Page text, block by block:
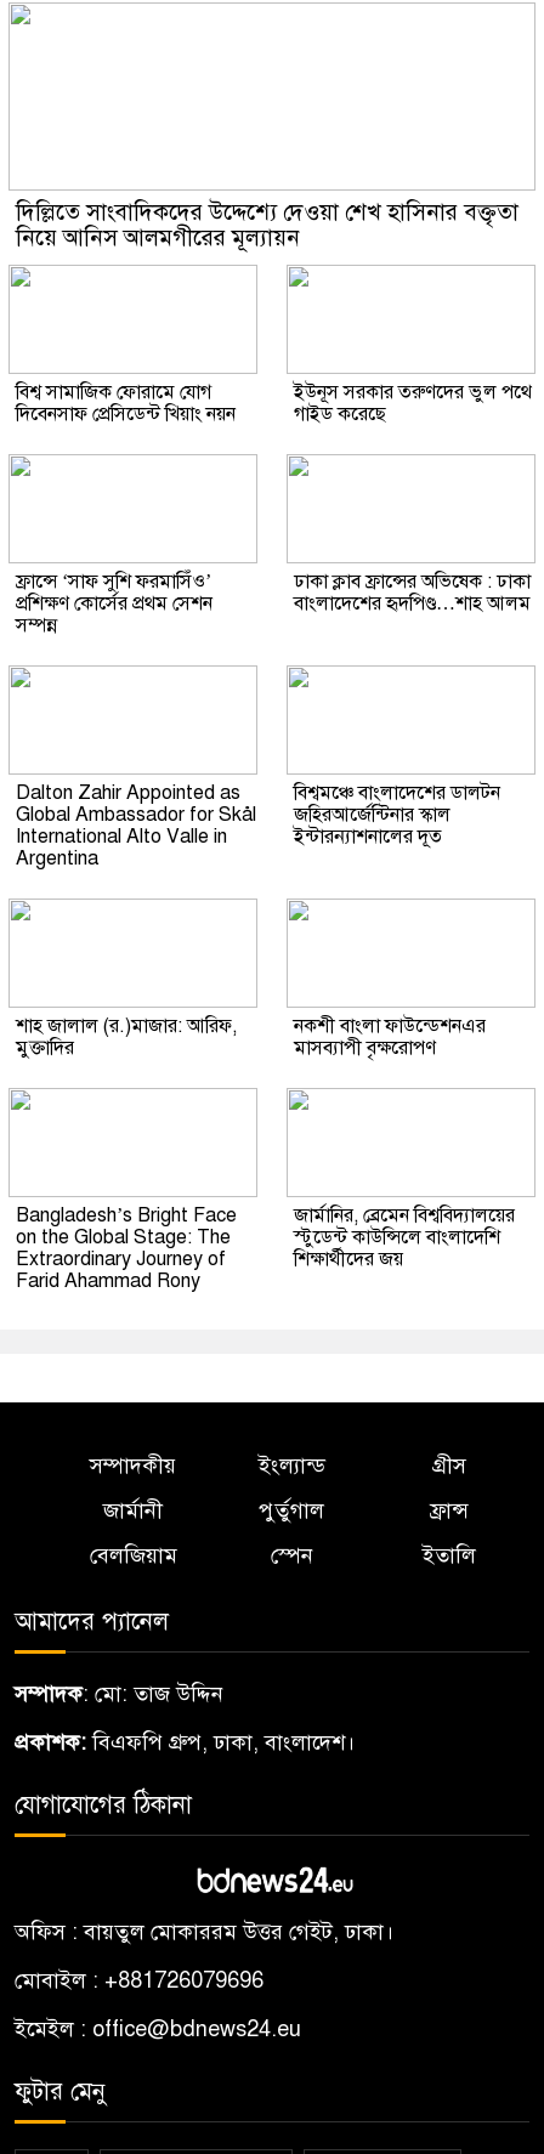
দিল্লিতে সাংবাদিকদের উদ্দেশ্যে দেওয়া শেখ হাসিনার বক্তৃতা
নিয়ে আনিস আলমগীরের মূল্যায়ন
বিশ্ব সামাজিক ফোরামে যোগ
দিবেনসাফ প্রেসিডেন্ট খিয়াং নয়ন
ইউনূস সরকার তরুণদের ভুল পথে
গাইড করেছে
ফ্রান্সে ‘সাফ সুশি ফরমাসিঁও’
প্রশিক্ষণ কোর্সের প্রথম সেশন
সম্পন্ন
ঢাকা ক্লাব ফ্রান্সের অভিষেক : ঢাকা
বাংলাদেশের হৃদপিণ্ড…শাহ আলম
Dalton Zahir Appointed as
Global Ambassador for Skål
International Alto Valle in
Argentina
বিশ্বমঞ্চে বাংলাদেশের ডালটন
জহিরআর্জেন্টিনার স্কাল
ইন্টারন্যাশনালের দূত
শাহ জালাল (র.)মাজার: আরিফ,
মুক্তাদির
নকশী বাংলা ফাউন্ডেশনএর
মাসব্যাপী বৃক্ষরোপণ
Bangladesh’s Bright Face
on the Global Stage: The
Extraordinary Journey of
Farid Ahammad Rony
জার্মানির, ব্রেমেন বিশ্ববিদ্যালয়ের
স্টুডেন্ট কাউন্সিলে বাংলাদেশি
শিক্ষার্থীদের জয়
সম্পাদকীয় ইংল্যান্ড
গ্রীস
জার্মানী
পুর্তুগাল
ফ্রান্স
বেলজিয়াম
স্পেন ইতালি
আমাদের প্যানেল
সম্পাদক: মো: তাজ উদ্দিন
প্রকাশক:বিএফপি গ্রুপ, ঢাকা, বাংলাদেশ।
যোগাযোগের ঠিকানা
অফিস : বায়তুল মোকাররম উত্তর গেইট, ঢাকা।
মোবাইল : +881726079696
ইমেইল : office@bdnews24.eu
ফুটার মেনু